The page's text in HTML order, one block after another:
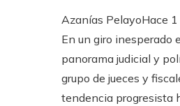
Azanías PelayoHace
En un giro inesperado
panorama judicial y
grupo de jueces y
tendencia progresista